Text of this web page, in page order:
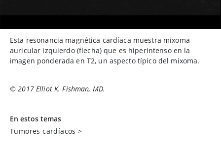
Esta resonancia magnética cardíaca muestra mixoma
auricular izquierdo (flecha) que es hiperintenso en la
imagen ponderada en T2, un aspecto típico del mixoma.
© 2017 Elliot K. Fishman, MD.
En estos temas
Tumores cardíacos >